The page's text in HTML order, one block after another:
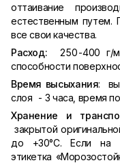
оттаивание
естественным путем.
все свои качества.
Расход:250-400 г/м²
способности
Время высыхания:
слоя - 3 часа, время
Хранение и
закрытой
до +30°С. Если на
этикетка